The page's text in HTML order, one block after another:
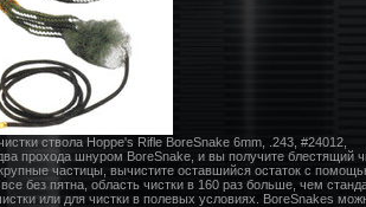
ствола Hoppe's Rifle BoreSnake 6mm, .243, #24012,
прохода шнуром BoreSnake, и вы получите блестящий
частицы, вычистите оставшийся остаток с
без пятна, область чистки в 160 раз больше, чем
или для чистки в полевых условиях. BoreSnakes